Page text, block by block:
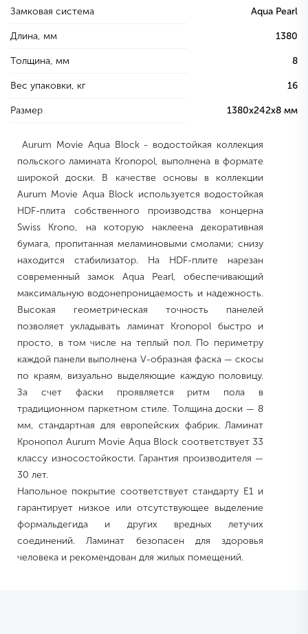
Замковая система Aqua Pearl
Длина, мм 1380
Толщина, мм 8
Вес упаковки, кг 16
Размер 1380х242х8 мм
Aurum Movie Aqua Block - водостойкая коллекция
польского ламината Kronopol, выполнена в формате
широкой доски. В качестве основы в коллекции
Aurum Movie Aqua Block используется водостойкая
HDF-плита собственного производства концерна
Swiss Krono, на которую наклеена декоративная
бумага, пропитанная меламиновыми смолами; снизу
находится стабилизатор. На HDF-плите нарезан
современный замок Aqua Pearl, обеспечивающий
максимальную водонепроницаемость и надежность.
Высокая геометрическая точность панелей
позволяет укладывать ламинат Kronopol быстро и
просто, в том числе на теплый пол. По периметру
каждой панели выполнена V-образная фаска — скосы
по краям, визуально выделяющие каждую половицу.
За счет фаски проявляется ритм пола в
традиционном паркетном стиле. Толщина доски — 8
мм, стандартная для европейских фабрик. Ламинат
Кронопол Aurum Movie Aqua Block соответствует 33
классу износостойкости. Гарантия производителя —
30 лет.
Напольное покрытие соответствует стандарту E1 и
гарантирует низкое или отсутствующее выделение
формальдегида и других вредных летучих
соединений. Ламинат безопасен для здоровья
человека и рекомендован для жилых помещений.